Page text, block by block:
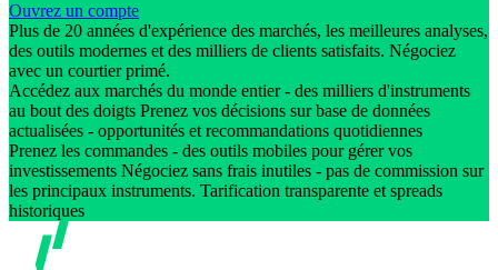
Ouvrez un compte
Plus de 20 années d'expérience des marchés, les meilleures analyses,
des outils modernes et des milliers de clients satisfaits. Négociez
avec un courtier primé.
Accédez aux marchés du monde entier - des milliers d'instruments
au bout des doigts Prenez vos décisions sur base de données
actualisées - opportunités et recommandations quotidiennes
Prenez les commandes - des outils mobiles pour gérer vos
investissements Négociez sans frais inutiles - pas de commission sur
les principaux instruments. Tarification transparente et spreads
historiques